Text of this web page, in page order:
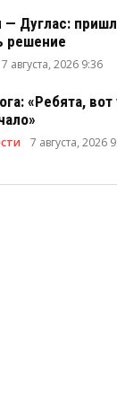
— Дуглас:
решение
7 августа, 2026 9:36
«Ребята, вот
7 августа, 2026